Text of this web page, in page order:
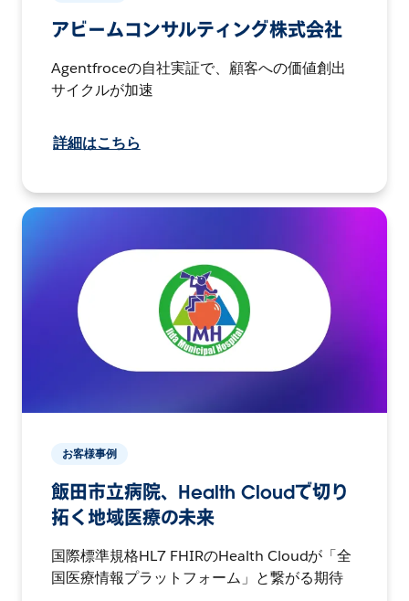
アビームコンサルティング株式会社
Agentfroceの自社実証で、顧客への価値創出
サイクルが加速
詳細はこちら
お客様事例
飯田市立病院、Health Cloudで切り
拓く地域医療の未来
国際標準規格HL7 FHIRのHealth Cloudが「全
国医療情報プラットフォーム」と繋がる期待